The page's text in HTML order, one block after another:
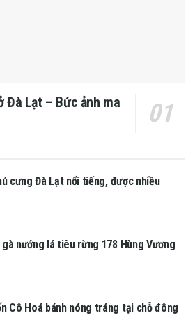
Đà Lạt – Bức ảnh ma
cưng Đà Lạt nổi tiếng, được nhiều
gà nướng lá tiêu rừng 178 Hùng Vương
Cô Hoá bánh nóng tráng tại chỗ đông